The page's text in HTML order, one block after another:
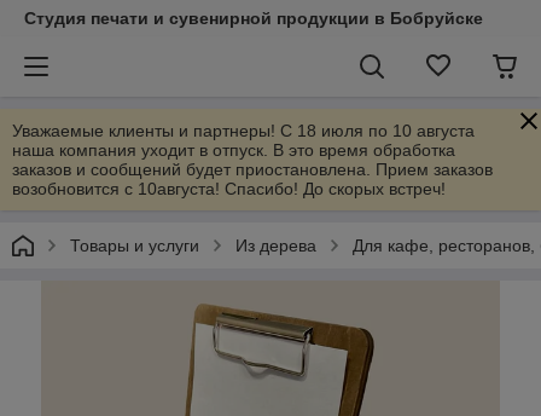
Студия печати и сувенирной продукции в Бобруйске
Уважаемые клиенты и партнеры! С 18 июля по 10 августа
наша компания уходит в отпуск. В это время обработка
заказов и сообщений будет приостановлена. Прием заказов
возобновится с 10августа! Спасибо! До скорых встреч!
Товары и услуги Из дерева Для кафе, ресторанов,